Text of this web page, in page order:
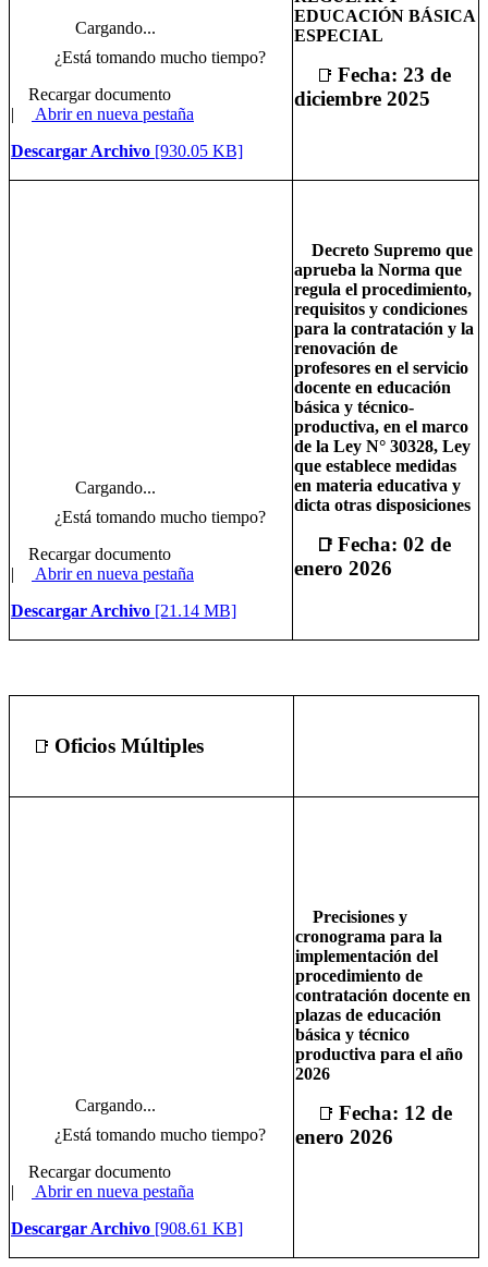
Cargando...
¿Está tomando mucho tiempo?
Recargar documento
|
Abrir en nueva pestaña
Descargar Archivo [930.05 KB]
EDUCACIÓN BÁSICA
ESPECIAL
📑 Fecha: 23 de
diciembre 2025
Cargando...
¿Está tomando mucho tiempo?
Recargar documento
|
Abrir en nueva pestaña
Descargar Archivo [21.14 MB]
Decreto Supremo que
aprueba la Norma que
regula el procedimiento,
requisitos y condiciones
para la contratación y la
renovación de
profesores en el servicio
docente en educación
básica y técnico-
productiva, en el marco
de la Ley N° 30328, Ley
que establece medidas
en materia educativa y
dicta otras disposiciones
📑 Fecha: 02 de
enero 2026
📑 Oficios Múltiples
Cargando...
¿Está tomando mucho tiempo?
Recargar documento
|
Abrir en nueva pestaña
Descargar Archivo [908.61 KB]
Precisiones y
cronograma para la
implementación del
procedimiento de
contratación docente en
plazas de educación
básica y técnico
productiva para el año
2026
📑 Fecha: 12 de
enero 2026